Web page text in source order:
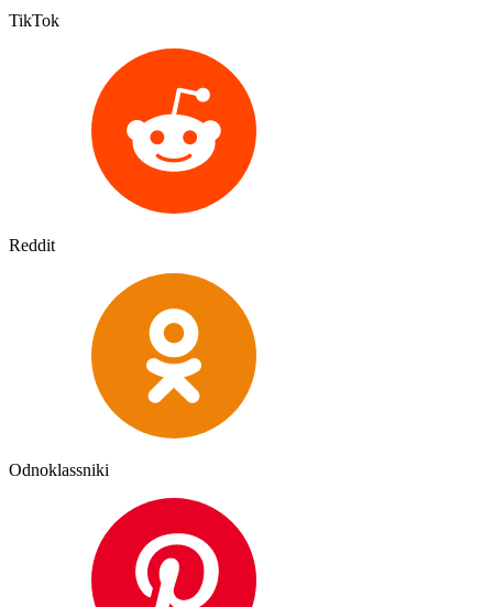
TikTok
Reddit
Odnoklassniki